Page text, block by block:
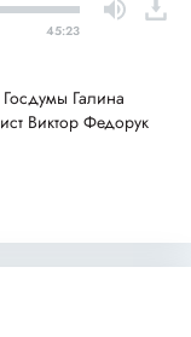
45:23
Госдумы Галина
Виктор Федорук